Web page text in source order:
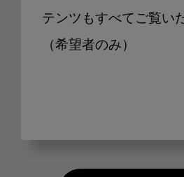
テンツもすべてご覧い
（希望者のみ）